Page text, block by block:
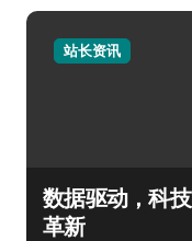
站长资讯
数据驱动，科
革新